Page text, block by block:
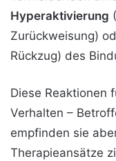
Hyperaktivierung
Zurückweisung)
Rückzug) des
Diese Reaktionen
Verhalten –
empfinden sie
Therapieansätze